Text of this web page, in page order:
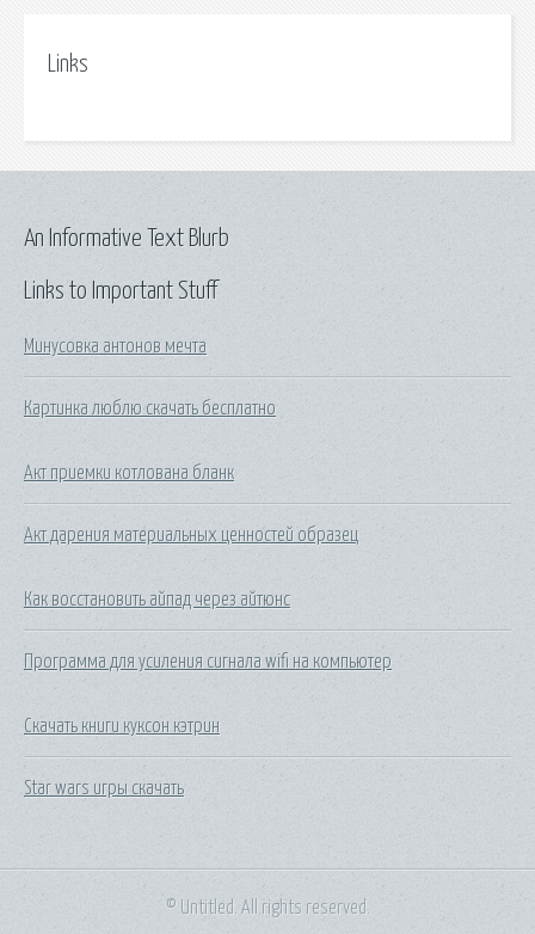
Links
Links to Important Stuff
Минусовка антонов мечта
Картинка люблю скачать бесплатно
Акт приемки котлована бланк
Акт дарения материальных ценностей образец
Как восстановить айпад через айтюнс
Программа для усиления сигнала wifi на компьютер
Скачать книги куксон кэтрин
Star wars игры скачать
An Informative Text Blurb
© Untitled. All rights reserved.